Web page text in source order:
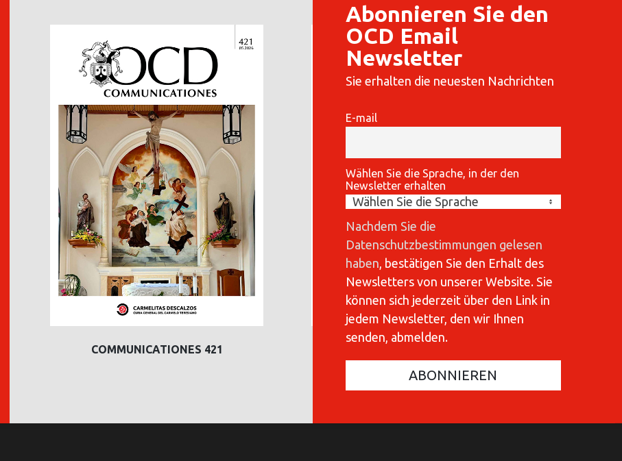
COMMUNICATIONES 421
Abonnieren Sie den
OCD Email
Newsletter
Sie erhalten die neuesten Nachrichten
E-mail
Wählen Sie die Sprache, in der den
Newsletter erhalten
Nachdem Sie die
Datenschutzbestimmungen gelesen
haben, bestätigen Sie den Erhalt des
Newsletters von unserer Website. Sie
können sich jederzeit über den Link in
jedem Newsletter, den wir Ihnen
senden, abmelden.